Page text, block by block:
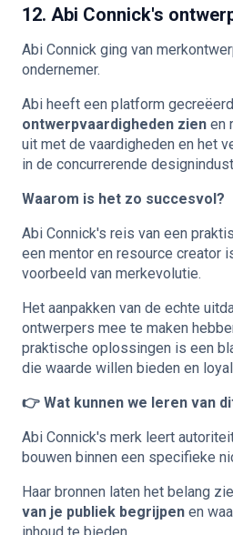
12. Abi Connick's
Abi Connick ging van
ondernemer.
Abi heeft een platform
ontwerpvaardigheden zien en
uit met de vaardigheden en het
in de concurrerende
Waarom is het zo succesvol?
Abi Connick's reis van een
een mentor en resource creator
voorbeeld van merkevolutie.
Het aanpakken van de echte
ontwerpers mee te maken
praktische oplossingen is een
die waarde willen bieden en
👉 Wat kunnen we leren van
Abi Connick's merk leert
bouwen binnen een specifieke
Haar bronnen laten het belang
van je publiek begrijpen en